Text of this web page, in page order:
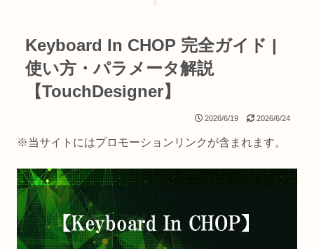
Keyboard In CHOP 完全ガイド |
使い方・パラメータ解説
【TouchDesigner】
2026/6/19 2026/6/24
※当サイトにはプロモーションリンクが含まれます。